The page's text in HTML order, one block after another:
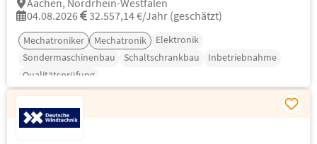
Aachen, Nordrhein-Westfalen
04.08.2026
32.557,14 €/Jahr (geschätzt)
Mechatroniker Mechatronik
Elektronik
Sondermaschinenbau
Schaltschrankbau
Inbetriebnahme
Qualitätsprüfung